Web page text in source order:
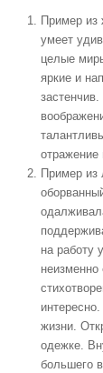
Пример из
умеет
целые
яркие и
отражение
Пример из
на работу
жизни.
одежке.
большего